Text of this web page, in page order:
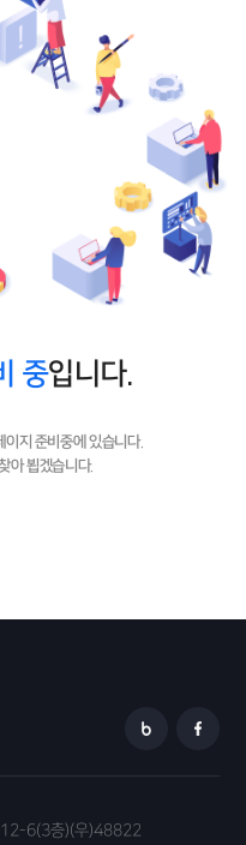
중입니다.
이지 준비중에 있습니다.
아 뵙겠습니다.
12-6(3층)(우)48822